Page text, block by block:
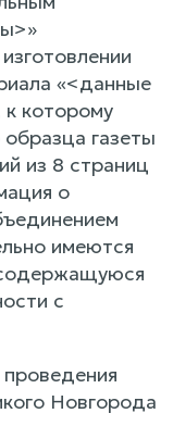
«<данные
которому
газеты
из 8 страниц
о
имеются
с
Новгорода